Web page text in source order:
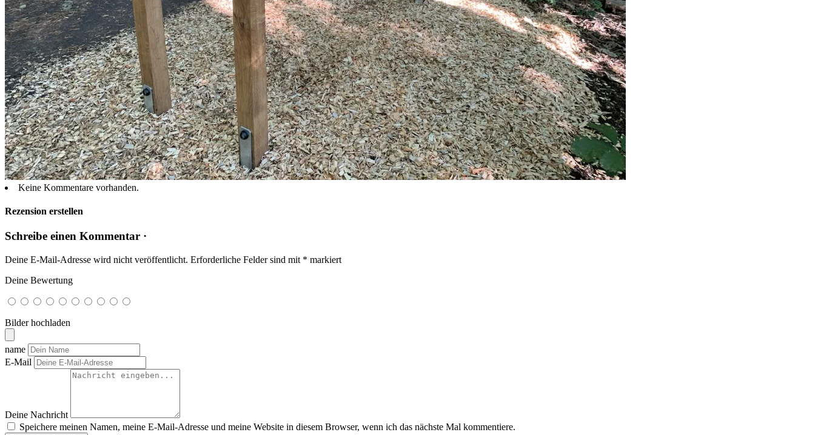
Keine Kommentare vorhanden.
Rezension erstellen
Schreibe einen Kommentar ·
Deine E-Mail-Adresse wird nicht veröffentlicht. Erforderliche Felder sind mit * markiert
Deine Bewertung
Bilder hochladen
name
E-Mail
Deine Nachricht
Speichere meinen Namen, meine E-Mail-Adresse und meine Website in diesem Browser, wenn ich das nächste Mal kommentiere.